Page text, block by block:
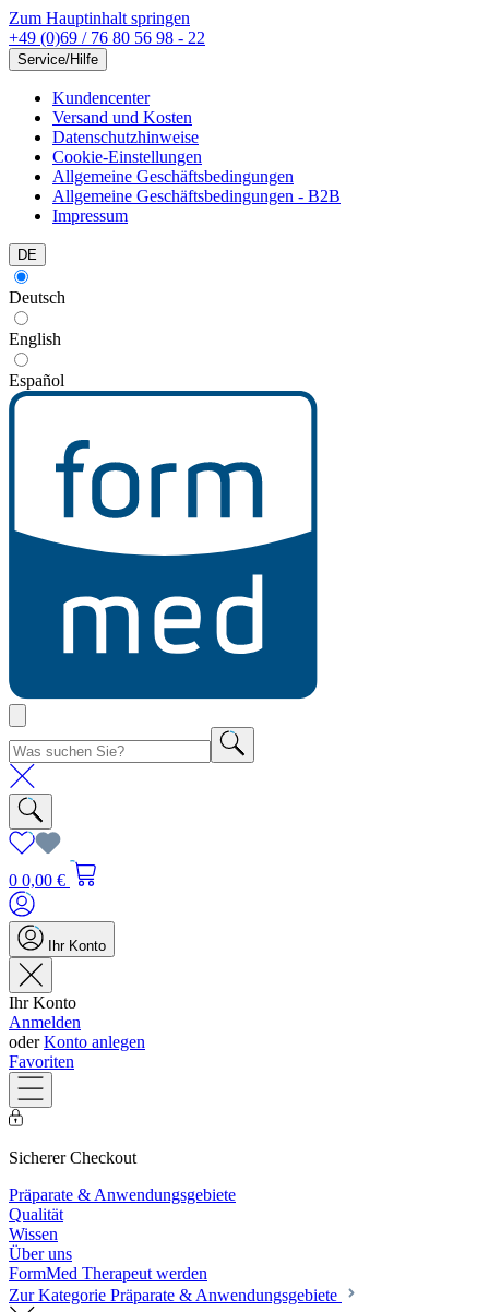
Zum Hauptinhalt springen
+49 (0)69 / 76 80 56 98 - 22
Service/Hilfe
Kundencenter
Versand und Kosten
Datenschutzhinweise
Cookie-Einstellungen
Allgemeine Geschäftsbedingungen
Allgemeine Geschäftsbedingungen - B2B
Impressum
DE
Deutsch
English
Español
0 0,00 €
Ihr Konto
Ihr Konto
Anmelden
oderKonto anlegen
Favoriten
Sicherer Checkout
Präparate & Anwendungsgebiete
Qualität
Wissen
Über uns
FormMed Therapeut werden
Zur Kategorie Präparate & Anwendungsgebiete